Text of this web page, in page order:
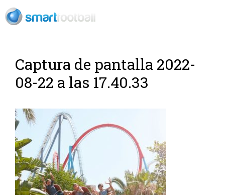
Captura de pantalla 2022-
08-22 a las 17.40.33